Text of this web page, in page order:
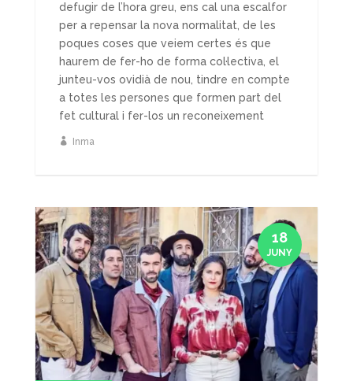
defugir de l’hora greu, ens cal una escalfor
per a repensar la nova normalitat, de les
poques coses que veiem certes és que
haurem de fer-ho de forma col·lectiva, el
junteu-vos ovidià de nou, tindre en compte
a totes les persones que formen part del
fet cultural i fer-los un reconeixement
Inma
18
JUNY